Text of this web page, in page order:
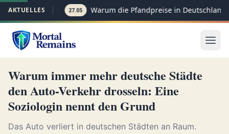
AKTUELLES 27.05 Warum die Pfandpreise in
Warum immer mehr deutsche Städte
den Auto-Verkehr drosseln: Eine
Soziologin nennt den Grund
Das Auto verliert in deutschen Städten an Raum.